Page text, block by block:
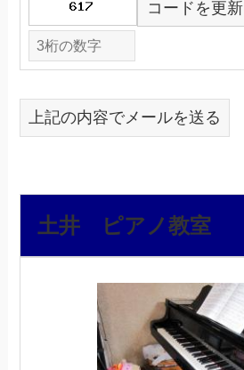
コードを更新
上記の内容でメールを送る
土井 ピアノ教室